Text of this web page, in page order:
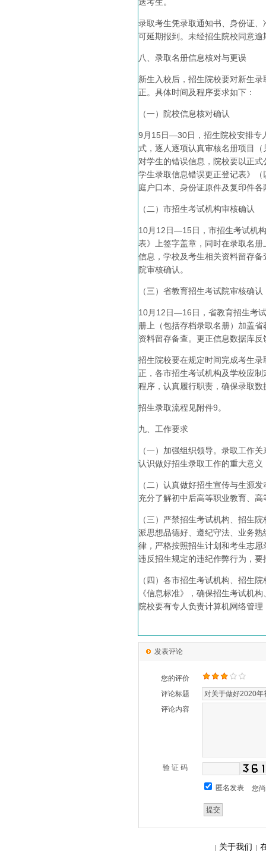
录取考生凭录取通知书、身份证
可延期报到。未经招生院校同意
八、录取名册信息核对与更误
新生入校后，招生院校要对新生
正。具体时间及程序要求如下：
（一）院校信息核对确认
9月15日—30日，招生院校安排专
式，逐人逐项认真审核名册项目
对学生的错误信息，院校要以正
学生录取信息错误更正登记表》
庭户口本、身份证原件及复印件
（二）市招生考试机构审核确认
10月12日—15日，市招生考试机
表》上签字盖章，同时在录取名
信息，学校及考生相关资料留存
院审核确认。
（三）省教育招生考试院审核确认
10月12日—16日，省教育招生考
册上（包括存档录取名册）加盖
资料留存备查。更正信息数据库
招生院校要在规定时间完成考生
正，各市招生考试机构及学校应
程序，认真履行职责，确保录取数
招生录取流程见附件9。
九、工作要求
（一）加强组织领导。录取工作
认识做好招生录取工作的重大意
（二）认真做好招生宣传与生源
充分了解初中后高等职业教育、
（三）严禁招生考试机构、招生
派思想品德好、遵纪守法、业务
律，严格按照招生计划和考生志
违反招生规定的违纪作弊行为，
（四）各市招生考试机构、招生
《信息标准》，确保招生考试机
院校要有专人负责计算机网络管
发表评论
您的评价
评论标题
评论内容
验 证 码
匿名发表 您
| 关于我们 |